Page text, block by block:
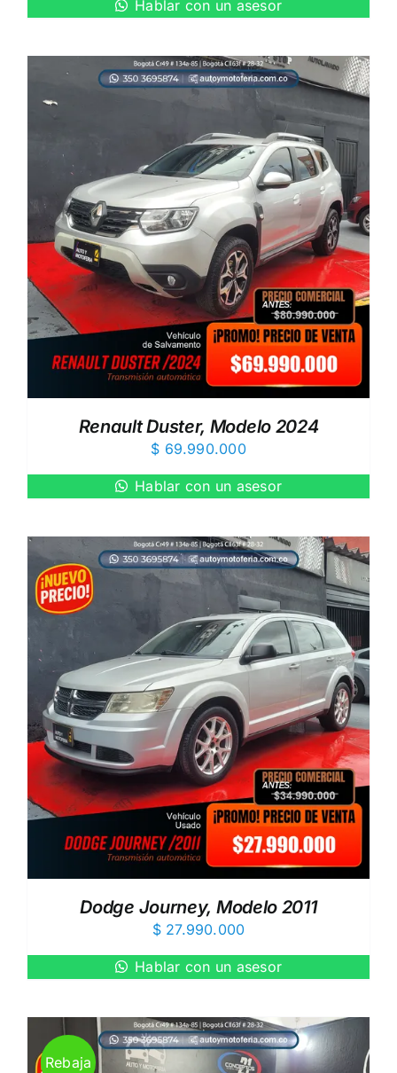
Hablar con un asesor
Renault Duster, Modelo 2024
$ 69.990.000
Hablar con un asesor
Dodge Journey, Modelo 2011
$27.990.000
Hablar con un asesor
Rebaja